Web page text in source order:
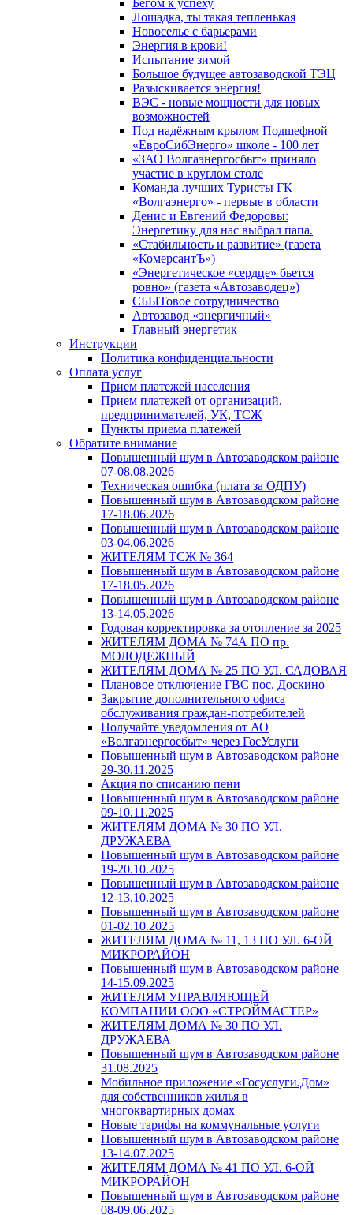
Бегом к успеху
Лошадка, ты такая тепленькая
Новоселье с барьерами
Энергия в крови!
Испытание зимой
Большое будущее автозаводской ТЭЦ
Разыскивается энергия!
ВЭС - новые мощности для новых
возможностей
Под надёжным крылом Подшефной
«ЕвроСибЭнерго» школе - 100 лет
«ЗАО Волгаэнергосбыт» приняло
участие в круглом столе
Команда лучших Туристы ГК
«Волгаэнерго» - первые в области
Денис и Евгений Федоровы:
Энергетику для нас выбрал папа.
«Стабильность и развитие» (газета
«КомерсантЪ»)
«Энергетическое «сердце» бьется
ровно» (газета «Автозаводец»)
СБЫТовое сотрудничество
Автозавод «энергичный»
Главный энергетик
Инструкции
Политика конфиденциальности
Оплата услуг
Прием платежей населения
Прием платежей от организаций,
предпринимателей, УК, ТСЖ
Пункты приема платежей
Обратите внимание
Повышенный шум в Автозаводском районе
07-08.08.2026
Техническая ошибка (плата за ОДПУ)
Повышенный шум в Автозаводском районе
17-18.06.2026
Повышенный шум в Автозаводском районе
03-04.06.2026
ЖИТЕЛЯМ ТСЖ № 364
Повышенный шум в Автозаводском районе
17-18.05.2026
Повышенный шум в Автозаводском районе
13-14.05.2026
Годовая корректировка за отопление за 2025
ЖИТЕЛЯМ ДОМА № 74А ПО пр.
МОЛОДЕЖНЫЙ
ЖИТЕЛЯМ ДОМА № 25 ПО УЛ. САДОВАЯ
Плановое отключение ГВС пос. Доскино
Закрытие дополнительного офиса
обслуживания граждан-потребителей
Получайте уведомления от АО
«Волгаэнергосбыт» через ГосУслуги
Повышенный шум в Автозаводском районе
29-30.11.2025
Акция по списанию пени
Повышенный шум в Автозаводском районе
09-10.11.2025
ЖИТЕЛЯМ ДОМА № 30 ПО УЛ.
ДРУЖАЕВА
Повышенный шум в Автозаводском районе
19-20.10.2025
Повышенный шум в Автозаводском районе
12-13.10.2025
Повышенный шум в Автозаводском районе
01-02.10.2025
ЖИТЕЛЯМ ДОМА № 11, 13 ПО УЛ. 6-ОЙ
МИКРОРАЙОН
Повышенный шум в Автозаводском районе
14-15.09.2025
ЖИТЕЛЯМ УПРАВЛЯЮЩЕЙ
КОМПАНИИ ООО «СТРОЙМАСТЕР»
ЖИТЕЛЯМ ДОМА № 30 ПО УЛ.
ДРУЖАЕВА
Повышенный шум в Автозаводском районе
31.08.2025
Мобильное приложение «Госуслуги.Дом»
для собственников жилья в
многоквартирных домах
Новые тарифы на коммунальные услуги
Повышенный шум в Автозаводском районе
13-14.07.2025
ЖИТЕЛЯМ ДОМА № 41 ПО УЛ. 6-ОЙ
МИКРОРАЙОН
Повышенный шум в Автозаводском районе
08-09.06.2025